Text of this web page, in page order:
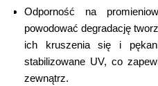
Odporność na
powodować degradację
ich kruszenia się i
stabilizowane UV, co
zewnątrz.